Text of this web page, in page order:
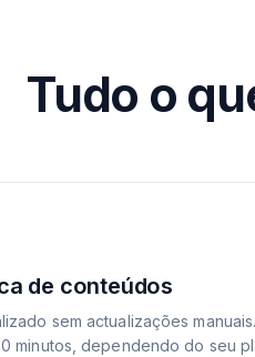
Tudo o
de conteúdos
sem actualizações
minutos, dependendo do seu